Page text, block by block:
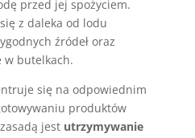
przed jej spożyciem.
z daleka od lodu
źródeł oraz
w butelkach.
się na odpowiednim
produktów
jest utrzymywanie